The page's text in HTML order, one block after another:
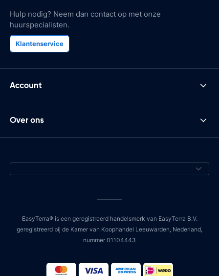
Hulp nodig? Neem dan contact op met onze
huurspecialisten.
Klantenservice
Account
Over ons
EasyTerra® is een geregistreerd handelsmerk van EasyTerra B.V.
geregistreerd bij de Kamer van Koophandel Leeuwarden, Nederland,
nummer 01104443